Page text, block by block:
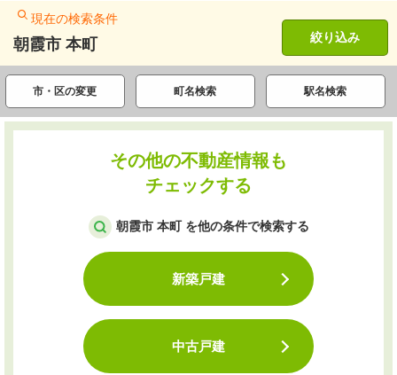
現在の検索条件
朝霞市 本町 絞り込み
市・区の変更 町名検索 駅名検索
その他の不動産情報も
チェックする
朝霞市 本町 を他の条件で検索する
新築戸建
中古戸建